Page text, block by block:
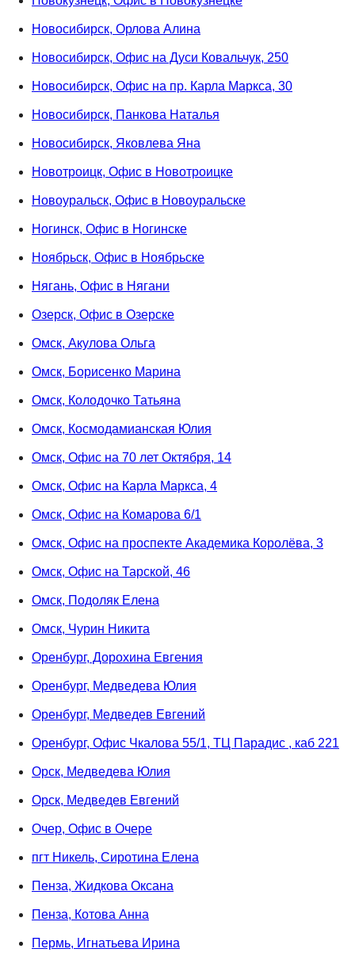
Новосибирск, Орлова Алина
Новосибирск, Офис на Дуси Ковальчук, 250
Новосибирск, Офис на пр. Карла Маркса, 30
Новосибирск, Панкова Наталья
Новосибирск, Яковлева Яна
Новотроицк, Офис в Новотроицке
Новоуральск, Офис в Новоуральске
Ногинск, Офис в Ногинске
Ноябрьск, Офис в Ноябрьске
Нягань, Офис в Нягани
Озерск, Офис в Озерске
Омск, Акулова Ольга
Омск, Борисенко Марина
Омск, Колодочко Татьяна
Омск, Космодамианская Юлия
Омск, Офис на 70 лет Октября, 14
Омск, Офис на Карла Маркса, 4
Омск, Офис на Комарова 6/1
Омск, Офис на проспекте Академика Королёва, 3
Омск, Офис на Тарской, 46
Омск, Подоляк Елена
Омск, Чурин Никита
Оренбург, Дорохина Евгения
Оренбург, Медведева Юлия
Оренбург, Медведев Евгений
Оренбург, Офис Чкалова 55/1, ТЦ Парадис , каб 221
Орск, Медведева Юлия
Орск, Медведев Евгений
Очер, Офис в Очере
пгт Никель, Сиротина Елена
Пенза, Жидкова Оксана
Пенза, Котова Анна
Пермь, Игнатьева Ирина